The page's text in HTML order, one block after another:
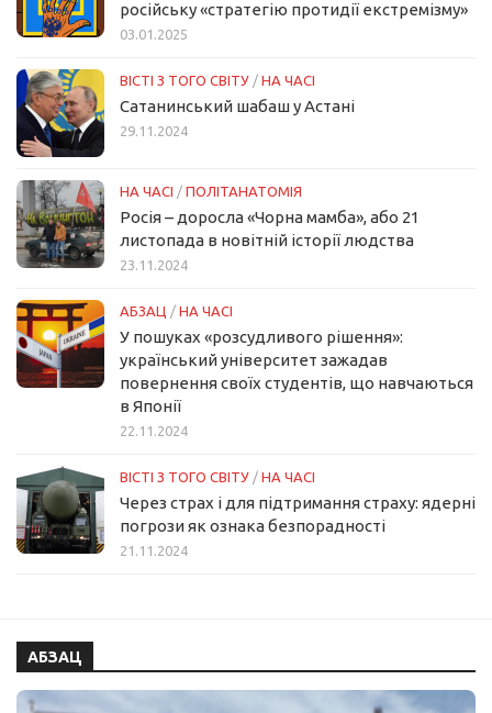
російську «стратегію протидії екстремізму»
03.01.2025
ВІСТІ З ТОГО СВІТУ / НА ЧАСІ
Сатанинський шабаш у Астані
29.11.2024
НА ЧАСІ / ПОЛІТАНАТОМІЯ
Росія – доросла «Чорна мамба», або 21
листопада в новітній історії людства
23.11.2024
АБЗАЦ / НА ЧАСІ
У пошуках «розсудливого рішення»:
український університет зажадав
повернення своїх студентів, що навчаються
в Японії
22.11.2024
ВІСТІ З ТОГО СВІТУ / НА ЧАСІ
Через страх і для підтримання страху: ядерні
погрози як ознака безпорадності
21.11.2024
АБЗАЦ